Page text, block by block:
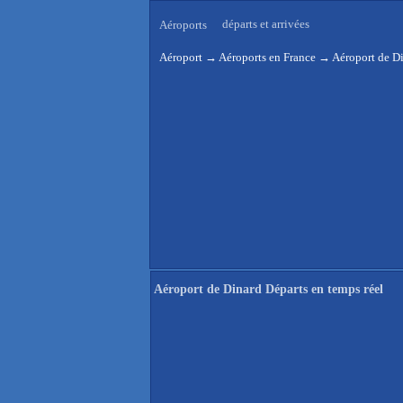
Aéroports départs et arrivées
Aéroport → Aéroports en France → Aéroport de
Aéroport de Dinard Départs en temps réel